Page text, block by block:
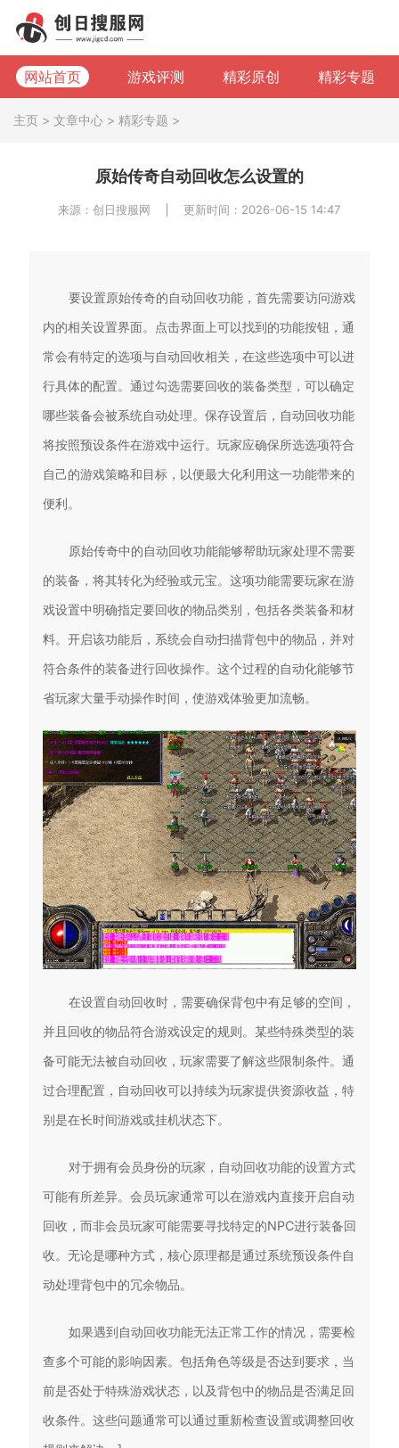
网站首页 游戏评测 精彩原创 精彩专题
主页 > 文章中心 > 精彩专题 >
原始传奇自动回收怎么设置的
来源：创日搜服网 更新时间：2026-06-15 14:47
要设置原始传奇的自动回收功能，首先需要访问游戏
内的相关设置界面。点击界面上可以找到的功能按钮，通
常会有特定的选项与自动回收相关，在这些选项中可以进
行具体的配置。通过勾选需要回收的装备类型，可以确定
哪些装备会被系统自动处理。保存设置后，自动回收功能
将按照预设条件在游戏中运行。玩家应确保所选选项符合
自己的游戏策略和目标，以便最大化利用这一功能带来的
便利。
原始传奇中的自动回收功能能够帮助玩家处理不需要
的装备，将其转化为经验或元宝。这项功能需要玩家在游
戏设置中明确指定要回收的物品类别，包括各类装备和材
料。开启该功能后，系统会自动扫描背包中的物品，并对
符合条件的装备进行回收操作。这个过程的自动化能够节
省玩家大量手动操作时间，使游戏体验更加流畅。
在设置自动回收时，需要确保背包中有足够的空间，
并且回收的物品符合游戏设定的规则。某些特殊类型的装
备可能无法被自动回收，玩家需要了解这些限制条件。通
过合理配置，自动回收可以持续为玩家提供资源收益，特
别是在长时间游戏或挂机状态下。
对于拥有会员身份的玩家，自动回收功能的设置方式
可能有所差异。会员玩家通常可以在游戏内直接开启自动
回收，而非会员玩家可能需要寻找特定的NPC进行装备回
收。无论是哪种方式，核心原理都是通过系统预设条件自
动处理背包中的冗余物品。
如果遇到自动回收功能无法正常工作的情况，需要检
查多个可能的影响因素。包括角色等级是否达到要求，当
前是否处于特殊游戏状态，以及背包中的物品是否满足回
收条件。这些问题通常可以通过重新检查设置或调整回收